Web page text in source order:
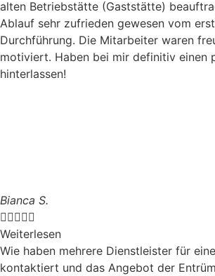
alten Betriebstätte (Gaststätte)
Ablauf sehr zufrieden gewesen vom
Durchführung. Die Mitarbeiter waren
motiviert. Haben bei mir definitiv einen
hinterlassen!
Bianca S.

Weiterlesen
Wie haben mehrere Dienstleister für
kontaktiert und das Angebot der